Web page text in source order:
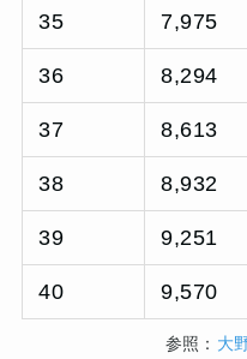
35 7,975
36 8,294
37 8,613
38 8,932
39 9,251
40 9,570
参照： 大